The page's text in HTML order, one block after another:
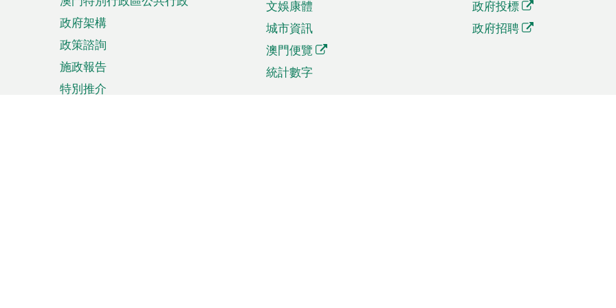
政府架構
政策諮詢
施政報告
特別推介
文娛康體
城市資訊
澳門便覽
統計數字
政府投標
政府招聘